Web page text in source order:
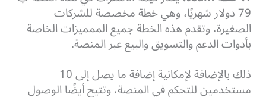
79 دولار شهريًا، وهي خطة مخصصة للشركات
الصغيرة، وتقدم هذه الخطة جميع الممميزات الخاصة
بأدوات الدعم والتسويق والبيع عبر المنصة.
ذلك بالإضافة لإمكانية إضافة ما يصل إلى 10
مستخدمين للتحكم في المنصة، وتتيح أيضًا الوصول